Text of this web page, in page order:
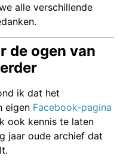
alle verschillende
de ogen van
ik dat het
eigen Facebook-pagina
ook kennis te laten
jaar oude archief dat